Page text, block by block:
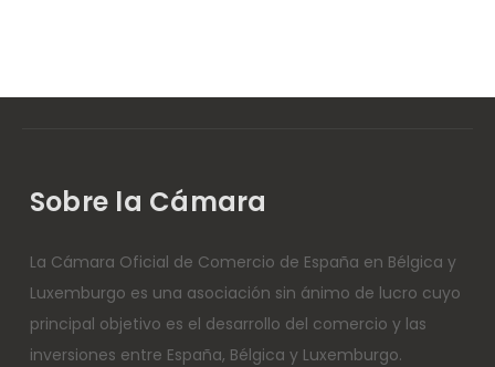
Sobre la Cámara
La Cámara Oficial de Comercio de España en Bélgica y
Luxemburgo es una asociación sin ánimo de lucro cuyo
principal objetivo es el desarrollo del comercio y las
inversiones entre España, Bélgica y Luxemburgo.